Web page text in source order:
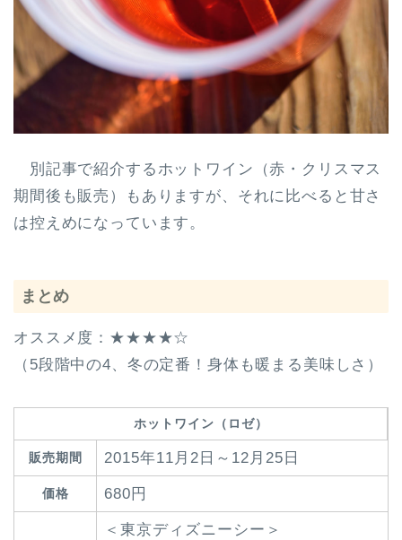
別記事で紹介するホットワイン（赤・クリスマス
期間後も販売）もありますが、それに比べると甘さ
は控えめになっています。
まとめ
オススメ度：★★★★☆
（5段階中の4、冬の定番！身体も暖まる美味しさ）
ホットワイン（ロゼ）
販売期間 2015年11月2日～12月25日
価格 680円
＜東京ディズニーシー＞